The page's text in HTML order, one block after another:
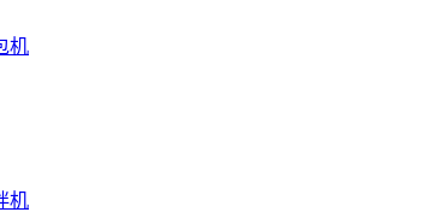
机
机